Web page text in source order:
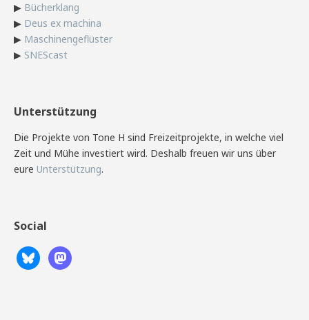
▶ Bücherklang
▶ Deus ex machina
▶ Maschinengeflüster
▶ SNEScast
Unterstützung
Die Projekte von Tone H sind Freizeitprojekte, in welche viel
Zeit und Mühe investiert wird. Deshalb freuen wir uns über
eure Unterstützung.
Social